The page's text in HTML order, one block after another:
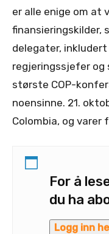
er alle enige om at
finansieringskilder,
delegater,
regjeringssjefer
største COP-
noensinne. 21.
Colombia, og varer
For å
du ha
Logg inn